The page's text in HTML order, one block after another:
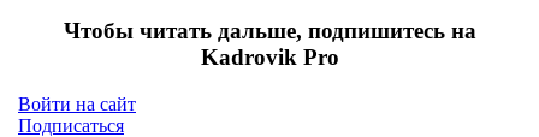
Чтобы читать дальше, подпишитесь на
Kadrovik Pro
Войти на сайт
Подписаться